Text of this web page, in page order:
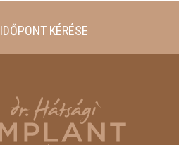
IDŐPONT KÉRÉSE